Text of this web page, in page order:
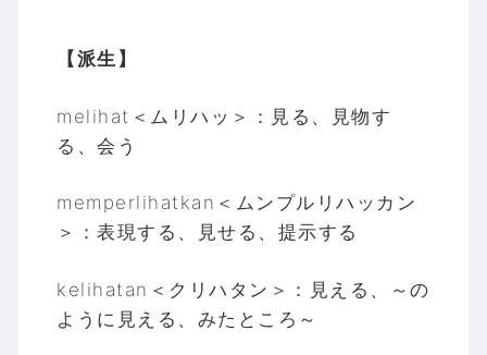
【派生】
melihat＜ムリハッ＞：見る、見物す
る、会う
memperlihatkan＜ムンプルリハッカン
＞：表現する、見せる、提示する
kelihatan＜クリハタン＞：見える、～の
ように見える、みたところ～